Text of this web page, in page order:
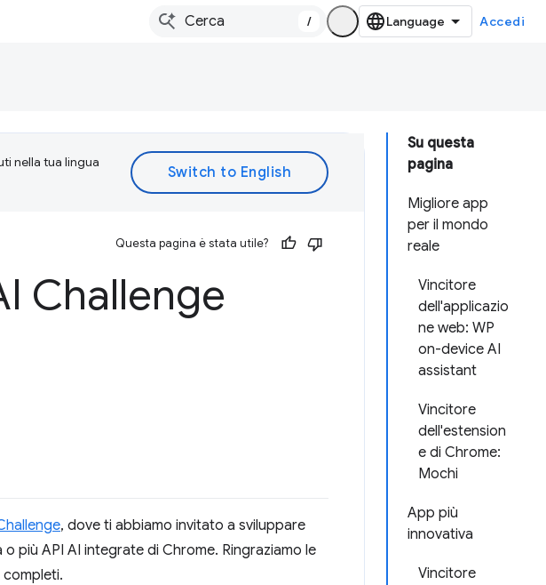
/ Accedi
Su questa
pagina
Migliore app
per il mondo
reale
Vincitore
dell'applicazio
ne web: WP
on-device AI
assistant
Vincitore
dell'estension
e di Chrome:
Mochi
App più
innovativa
Vincitore
nella tua lingua
Questa pagina è stata utile?
Challenge
, dove ti abbiamo invitato a sviluppare
più API AI integrate di Chrome. Ringraziamo le